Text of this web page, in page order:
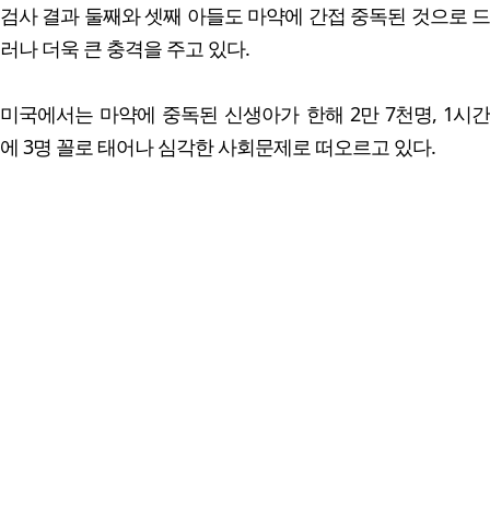
검사 결과 둘째와 셋째 아들도 마약에 간접 중독된 것으로 드
러나 더욱 큰 충격을 주고 있다.
미국에서는 마약에 중독된 신생아가 한해 2만 7천명, 1시간
에 3명 꼴로 태어나 심각한 사회문제로 떠오르고 있다.